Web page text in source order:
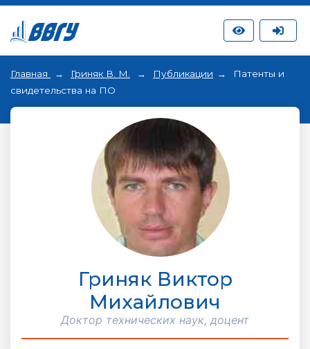
Главная Гриняк В. М. Публикации
Патенты и
свидетельства на ПО
Гриняк Виктор
Михайлович
Доктор технических наук, доцент